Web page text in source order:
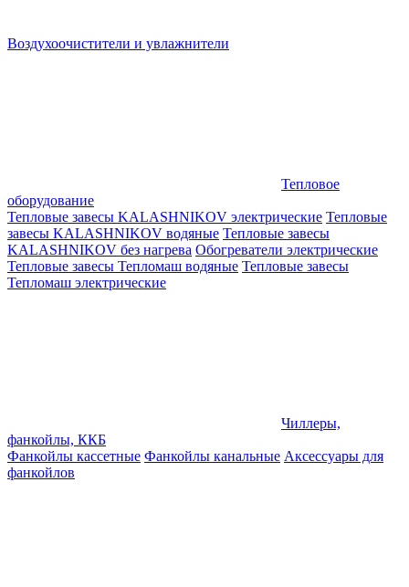
Воздухоочистители и увлажнители
Тепловое
оборудование
Тепловые завесы KALASHNIKOV электрические Тепловые
завесы KALASHNIKOV водяные Тепловые завесы
KALASHNIKOV без нагрева Обогреватели электрические
Тепловые завесы Тепломаш водяные Тепловые завесы
Тепломаш электрические
Чиллеры,
фанкойлы, ККБ
Фанкойлы кассетные Фанкойлы канальные Аксессуары для
фанкойлов